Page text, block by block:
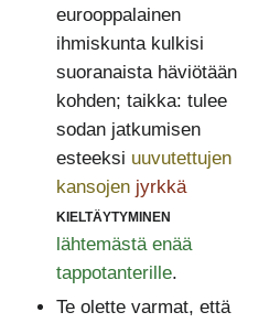
eurooppalainen
ihmiskunta kulkisi
suoranaista häviötään
kohden; taikka: tulee
sodan jatkumisen
esteeksi uuvutettujen
kansojen jyrkkä
kieltäytyminen
lähtemästä enää
tappotanterille.
Te olette varmat, että